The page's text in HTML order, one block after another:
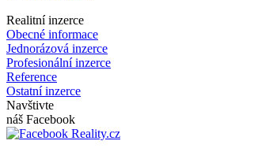
Realitní inzerce
Obecné informace
Jednorázová inzerce
Profesionální inzerce
Reference
Ostatní inzerce
Navštivte
náš Facebook